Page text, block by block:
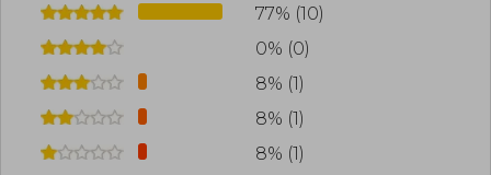
77% (10)
0% (0)
8% (1)
8% (1)
8% (1)